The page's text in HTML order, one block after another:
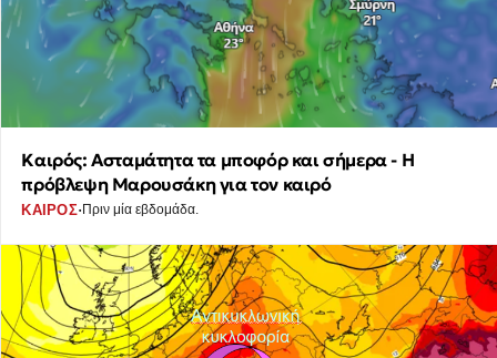
Καιρός: Ασταμάτητα τα μποφόρ και σήμερα - Η
πρόβλεψη Μαρουσάκη για τον καιρό
ΚΑΙΡΟΣ· Πριν μία εβδομάδα.